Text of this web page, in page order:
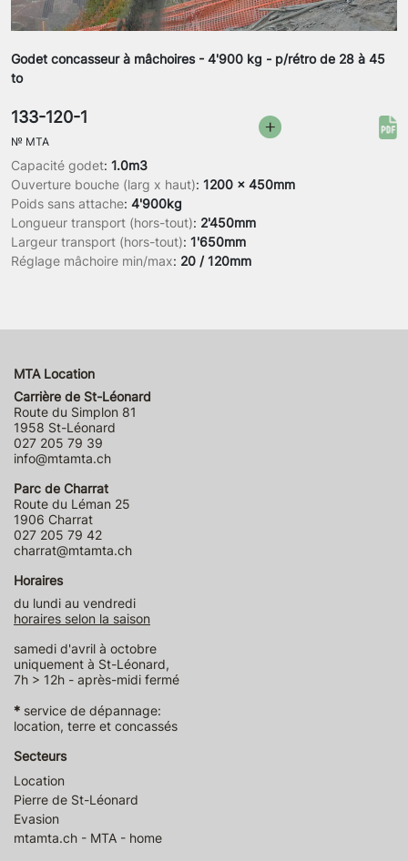
Godet concasseur à mâchoires - 4'900 kg - p/rétro de 28 à 45
to
Capacité godet: 1.0m3
Ouverture bouche (larg x haut): 1200 x 450mm
Poids sans attache: 4'900kg
Longueur transport (hors-tout): 2'450mm
Largeur transport (hors-tout): 1'650mm
Réglage mâchoire min/max: 20 / 120mm
133-120-1
№ MTA
MTA Location
Carrière de St-Léonard
Route du Simplon 81
1958 St-Léonard
027 205 79 39
info@mtamta.ch
Parc de Charrat
Route du Léman 25
1906 Charrat
027 205 79 42
charrat@mtamta.ch
Horaires
du lundi au vendredi
horaires selon la saison
samedi d'avril à octobre
uniquement à St-Léonard,
7h > 12h - après-midi fermé
* service de dépannage:
location, terre et concassés
Secteurs
Location
Pierre de St-Léonard
Evasion
mtamta.ch - MTA - home